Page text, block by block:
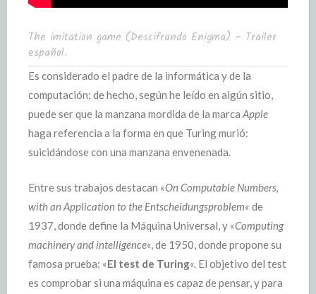
The imitation game (Descifrando Enigma) – Trailer
español.
Es considerado el padre de la informática y de la
computación; de hecho, según he leído en algún sitio,
puede ser que la manzana mordida de la marca Apple
haga referencia a la forma en que Turing murió:
suicidándose con una manzana envenenada.
Entre sus trabajos destacan «On Computable Numbers,
with an Application to the Entscheidungsproblem« de
1937, donde define la Máquina Universal, y «Computing
machinery and intelligence«, de 1950, donde propone su
famosa prueba: «El test de Turing«. El objetivo del test
es comprobar si una máquina es capaz de pensar, y para